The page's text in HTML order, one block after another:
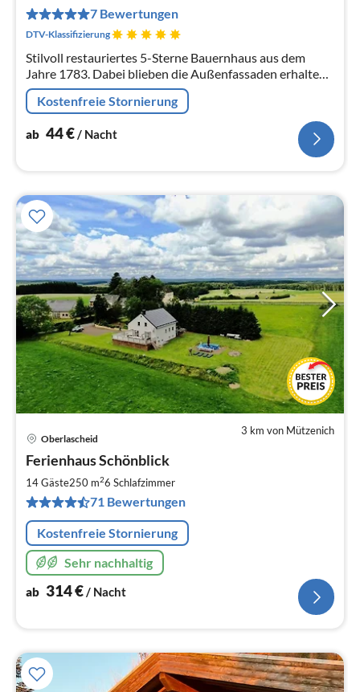
7 Bewertungen
DTV-Klassifizierung
Stilvoll restauriertes 5-Sterne Bauernhaus aus dem
Jahre 1783. Dabei blieben die Außenfassaden erhalten
und im Inneren wurde nach neuestem Standard
ausgebaut.
Kostenfreie Stornierung
ab 44€/ Nacht
3 km von Mützenich
Oberlascheid
Ferienhaus Schönblick
14 Gäste250 m26 Schlafzimmer
71 Bewertungen
Kostenfreie Stornierung
Sehr nachhaltig
ab 314€/ Nacht